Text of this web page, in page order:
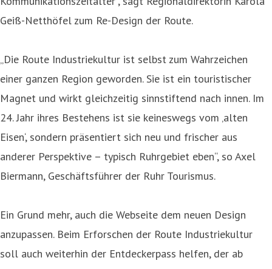
Geiß-Netthöfel zum Re-Design der Route.
„Die Route Industriekultur ist selbst zum Wahrzeichen
einer ganzen Region geworden. Sie ist ein touristischer
Magnet und wirkt gleichzeitig sinnstiftend nach innen. Im
24. Jahr ihres Bestehens ist sie keineswegs vom ‚alten
Eisen‘, sondern präsentiert sich neu und frischer aus
anderer Perspektive – typisch Ruhrgebiet eben“, so Axel
Biermann, Geschäftsführer der Ruhr Tourismus.
Ein Grund mehr, auch die Webseite dem neuen Design
anzupassen. Beim Erforschen der Route Industriekultur
soll auch weiterhin der Entdeckerpass helfen, der ab